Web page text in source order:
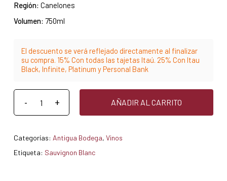
Región: Canelones
Volumen: 750ml
El descuento se verá reflejado directamente al finalizar
su compra. 15% Con todas las tajetas Itaú. 25% Con Itau
Black, Infinite, Platinum y Personal Bank
AÑADIR AL CARRITO
Categorías: Antigua Bodega, Vinos
Etiqueta: Sauvignon Blanc